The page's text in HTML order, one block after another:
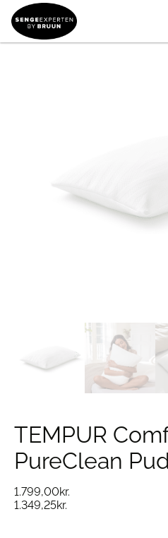
Puder → Pudemærker
Comfort PureClean Pude
TEMPUR
PureClean
1.799,00kr.
1.349,25kr.